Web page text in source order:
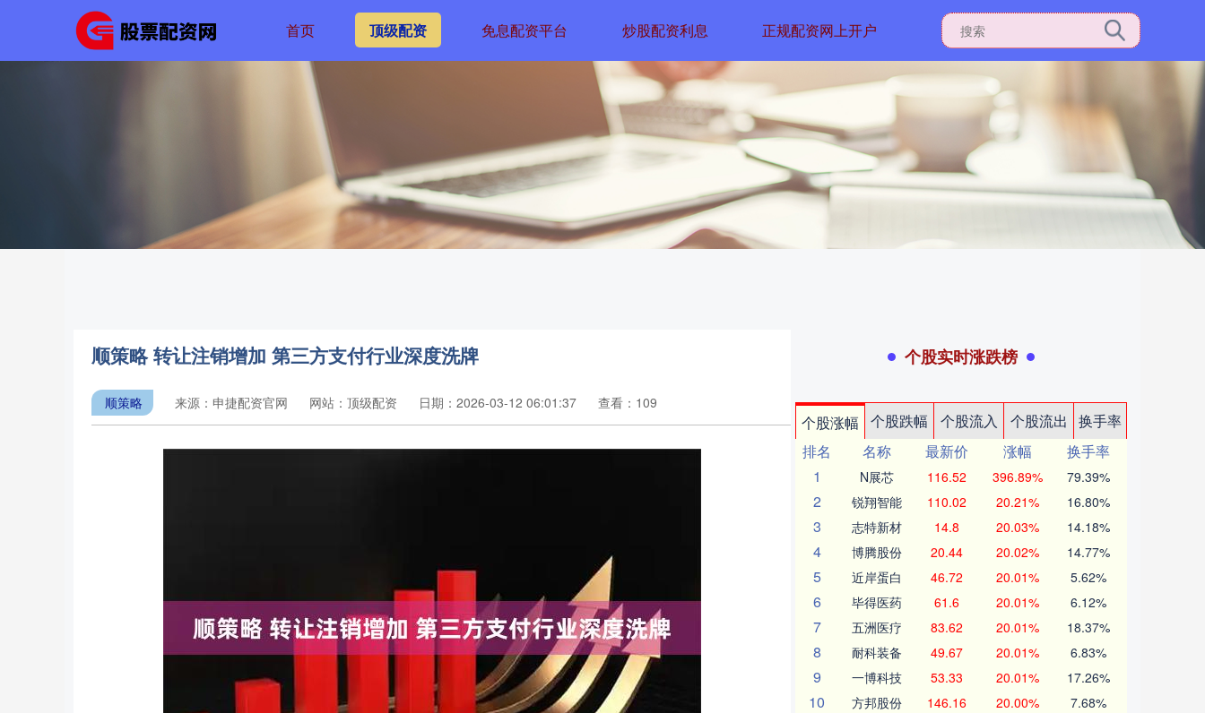
首页 顶级配资 免息配资平台 炒股配资利息 正规配资网上开户
顺策略 转让注销增加 第三方支付行业深度洗牌
顺策略 来源：申捷配资官网 网站：顶级配资 日期：2026-03-12 06:01:37 查看：109
个股实时涨跌榜
个股涨幅 个股跌幅 个股流入 个股流出
换手率
排名
名称 最新价 涨幅
换手率
1
N展芯 116.52 396.89% 79.39%
2 锐翔智能 110.02 20.21% 16.80%
3 志特新材 14.8 20.03% 14.18%
4 博腾股份 20.44 20.02% 14.77%
5 近岸蛋白 46.72 20.01% 5.62%
6 毕得医药 61.6 20.01% 6.12%
7 五洲医疗 83.62 20.01% 18.37%
8 耐科装备 49.67 20.01% 6.83%
9 一博科技 53.33 20.01% 17.26%
10 方邦股份 146.16 20.00% 7.68%